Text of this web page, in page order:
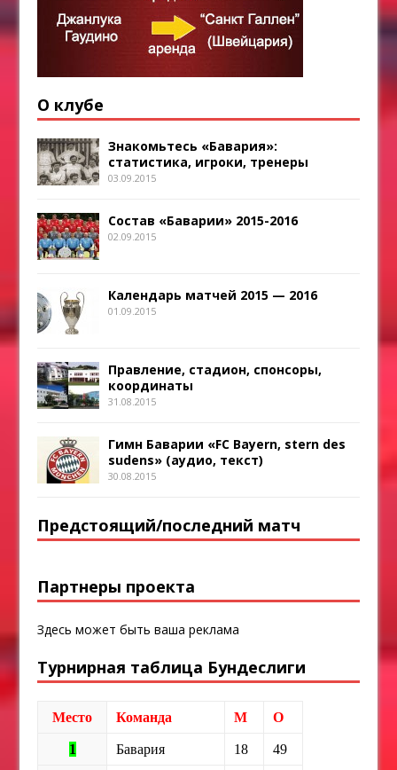
О клубе
Знакомьтесь «Бавария»:
статистика, игроки, тренеры
03.09.2015
Состав «Баварии» 2015-2016
02.09.2015
Календарь матчей 2015 — 2016
01.09.2015
Правление, стадион, спонсоры,
координаты
31.08.2015
Гимн Баварии «FC Bayern, stern des
sudens» (аудио, текст)
30.08.2015
Предстоящий/последний матч
Партнеры проекта
Здесь может быть ваша реклама
Турнирная таблица Бундеслиги
Место Команда М О
1 Бавария 18 49